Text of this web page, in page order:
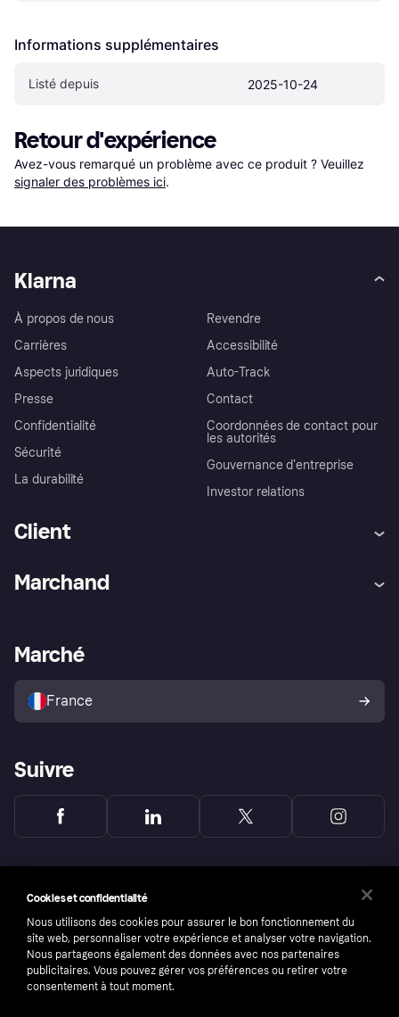
Informations supplémentaires
Listé depuis 2025-10-24
Retour d'expérience
Avez-vous remarqué un problème avec ce produit ? Veuillez
signaler des problèmes ici.
Klarna
À propos de nous
Carrières
Aspects juridiques
Presse
Confidentialité
Sécurité
La durabilité
Revendre
Accessibilité
Auto-Track
Contact
Coordonnées de contact pour
les autorités
Gouvernance d’entreprise
Investor relations
Client
Explorez les magasins
Politique de protection de
l’acheteur Klarna
Marchand
Portail Marchand
Marché
France
Suivre
Cookies et confidentialité
Nous utilisons des cookies pour assurer le bon fonctionnement du
site web, personnaliser votre expérience et analyser votre navigation.
Nous partageons également des données avec nos partenaires
publicitaires. Vous pouvez gérer vos préférences ou retirer votre
consentement à tout moment.